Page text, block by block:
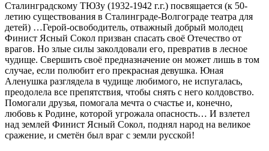
Сталинградскому ТЮЗу (1932-1942 г.г.) посвящается (к 50-
летию существования в Сталинграде-Волгограде театра для
детей) …Герой-освободитель, отважный добрый молодец
Финист Ясный Сокол призван спасать своё Отечество от
врагов. Но злые силы заколдовали его, превратив в лесное
чудище. Свершить своё предназначение он может лишь в том
случае, если полюбит его прекрасная девушка. Юная
Аленушка разглядела в чудище любимого, не испугалась,
преодолела все препятствия, чтобы снять с него колдовство.
Помогали друзья, помогала мечта о счастье и, конечно,
любовь к Родине, которой угрожала опасность… И взлетел
над землей Финист Ясный Сокол, поднял народ на великое
сражение, и сметён был враг с земли русской!